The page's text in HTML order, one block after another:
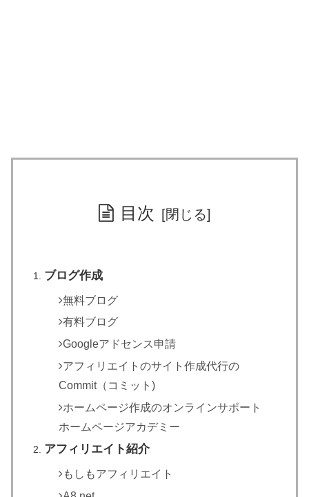
目次
ブログ作成
無料ブログ
有料ブログ
Googleアドセンス申請
アフィリエイトのサイト作成代行の
Commit（コミット)
ホームページ作成のオンラインサポート
ホームページアカデミー
アフィリエイト紹介
もしもアフィリエイト